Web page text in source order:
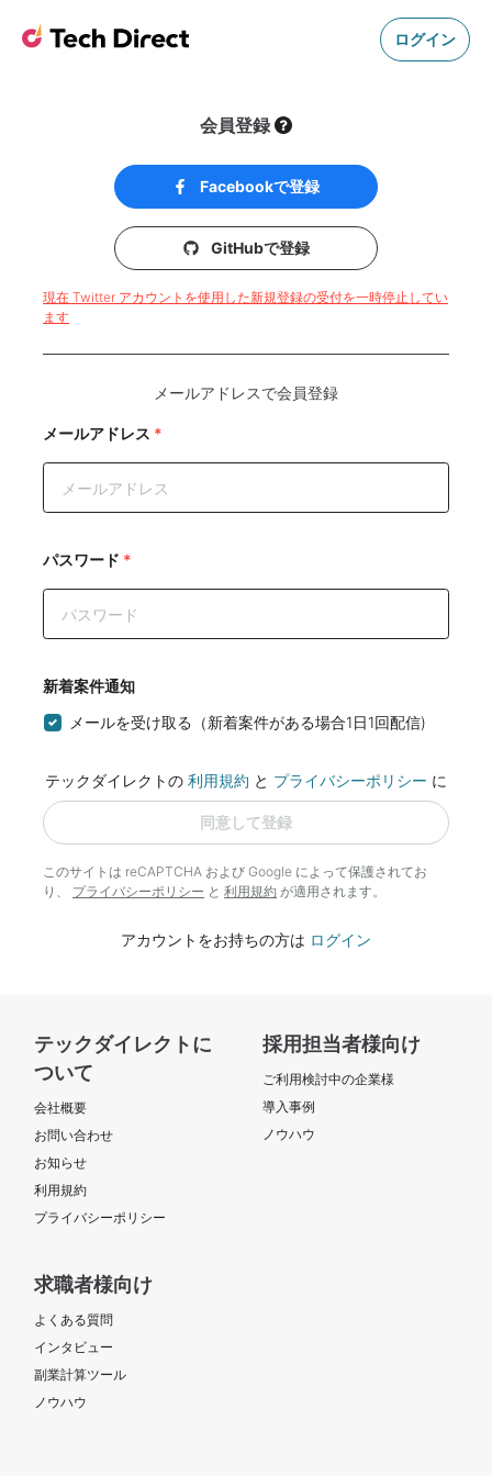
ログイン
会員登録
Facebookで登録
GitHubで登録
現在 Twitter アカウントを使用した新規登録の受付を一時停止してい
ます
メールアドレスで会員登録
メールアドレス *
パスワード *
新着案件通知
メールを受け取る（新着案件がある場合1日1回配信)
テックダイレクトの 利用規約 と プライバシーポリシー に
同意して登録
このサイトは reCAPTCHA および Google によって保護されてお
り、 プライバシーポリシー と 利用規約 が適用されます。
アカウントをお持ちの方は ログイン
テックダイレクトに
ついて
会社概要
お問い合わせ
お知らせ
利用規約
プライバシーポリシー
採用担当者様向け
ご利用検討中の企業様
導入事例
ノウハウ
求職者様向け
よくある質問
インタビュー
副業計算ツール
ノウハウ